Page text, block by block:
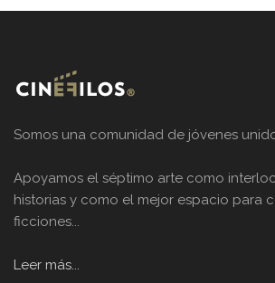
Somos una comunidad de jóvenes
Apoyamos el séptimo arte como
historias y como el mejor espacio para
ficciones...
Leer más...